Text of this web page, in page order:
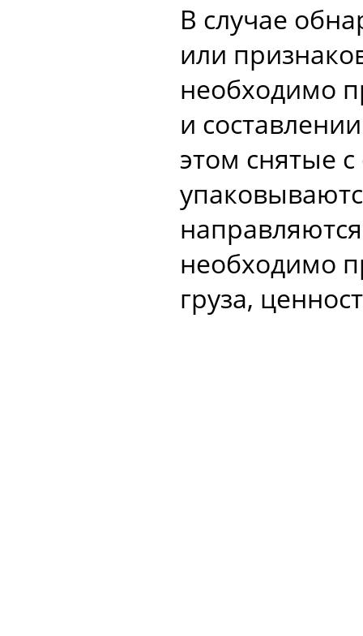
В случае
или
необходимо
и
этом снятые
необходимо
груза,